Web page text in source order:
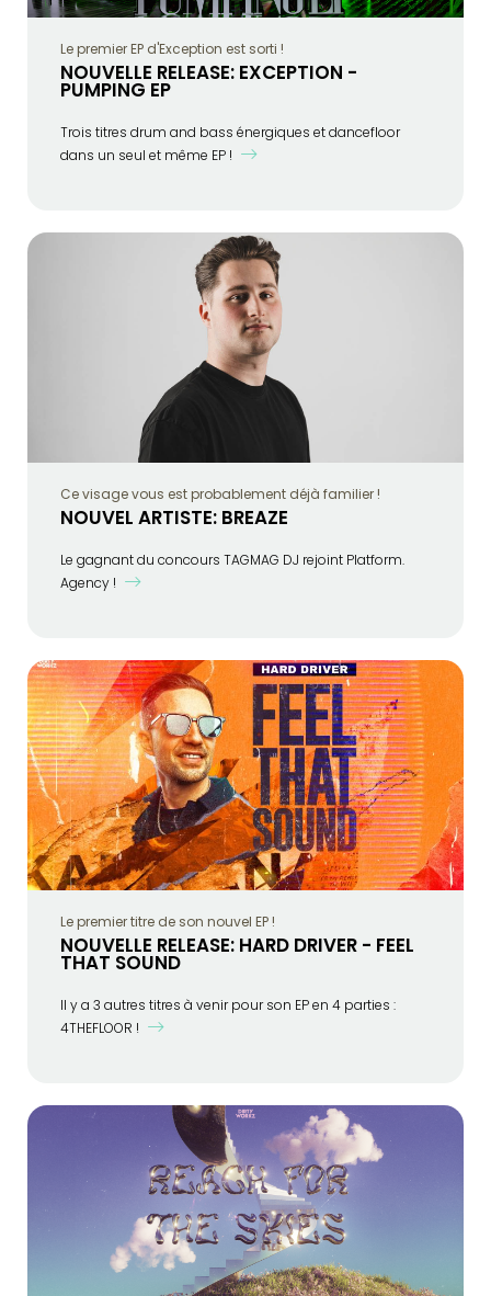
Le premier EP d'Exception est sorti !
NOUVELLE RELEASE: EXCEPTION -
PUMPING EP
Trois titres drum and bass énergiques et dancefloor
dans un seul et même EP !
Ce visage vous est probablement déjà familier !
NOUVEL ARTISTE: BREAZE
Le gagnant du concours TAGMAG DJ rejoint Platform.
Agency !
Le premier titre de son nouvel EP !
NOUVELLE RELEASE: HARD DRIVER - FEEL
THAT SOUND
Il y a 3 autres titres à venir pour son EP en 4 parties :
4THEFLOOR !